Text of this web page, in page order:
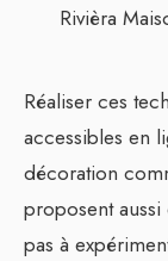
Rivièra
Réaliser ces
accessibles en
décoration
proposent
pas à